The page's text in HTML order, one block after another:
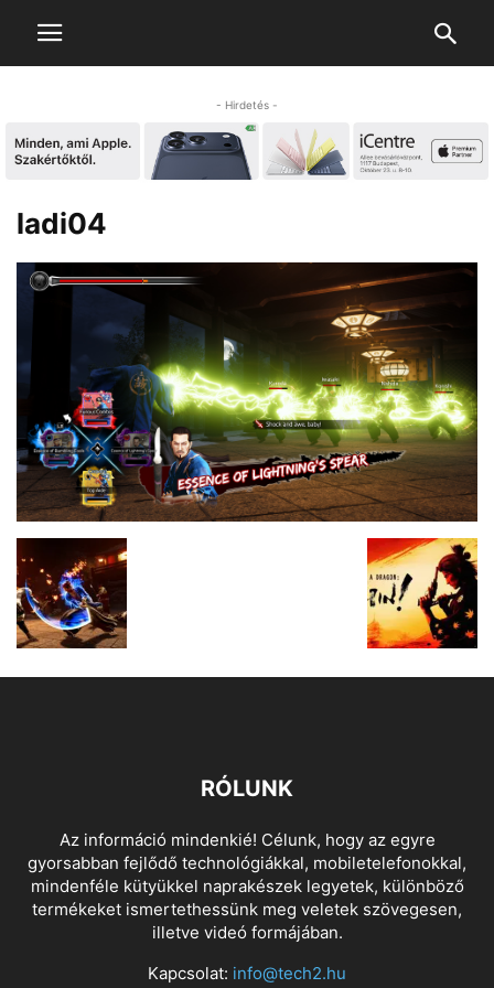
- Hirdetés -
ladi04
RÓLUNK
Az információ mindenkié! Célunk, hogy az egyre
gyorsabban fejlődő technológiákkal, mobiletelefonokkal,
mindenféle kütyükkel naprakészek legyetek, különböző
termékeket ismertethessünk meg veletek szövegesen,
illetve videó formájában.
Kapcsolat: info@tech2.hu